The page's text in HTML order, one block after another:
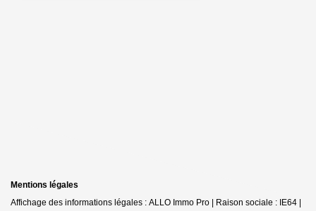
Mentions légales
Affichage des informations légales : ALLO Immo Pro | Raison sociale : IE64 |